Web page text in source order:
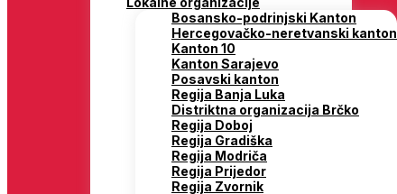
Bosansko-podrinjski Kanton
Hercegovačko-neretvanski kanton
Kanton 10
Kanton Sarajevo
Posavski kanton
Regija Banja Luka
Distriktna organizacija Brčko
Regija Doboj
Regija Gradiška
Regija Modriča
Regija Prijedor
Regija Zvornik